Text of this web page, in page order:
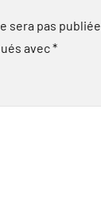
sera pas publiée.
avec*